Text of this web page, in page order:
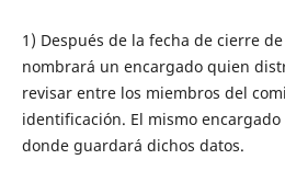
1) Después de la fecha de cierre
nombrará un encargado quien
revisar entre los miembros del
identificación. El mismo
donde guardará dichos datos.